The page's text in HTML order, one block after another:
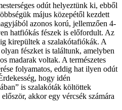
odút helyeztünk ki, ebből
május közepétől kezdett
azonos korú, jellemzően 4-
hatfiókás fészek is előfordult. Az
kirepültek a szalakótafiókák. A
fészket is találtunk, amelyben
madarak voltak. A természetes
folyamatos, eddig hat ilyen odút
hogy idén
is szalakóták költöttek
akkor egy vércsék számára